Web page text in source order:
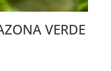
VERDE